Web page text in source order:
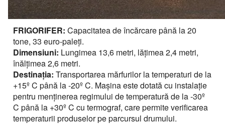
FRIGORIFER: Capacitatea de încărcare până la 20
tone, 33 euro-paleţi.
Dimensiuni: Lungimea 13,6 metri, lăţimea 2,4 metri,
înălţimea 2,6 metri.
Destinaţia: Transportarea mărfurilor la temperaturi de la
+15º C până la -20º C. Maşina este dotată cu instalaţie
pentru menţinerea regimului de temperatură de la -30º
C până la +30º C cu termograf, care permite verificarea
temperaturii produselor pe parcursul drumului.